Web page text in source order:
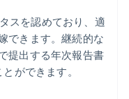
スを認めており、適
できます。継続的な
提出する年次報告書
ができます。